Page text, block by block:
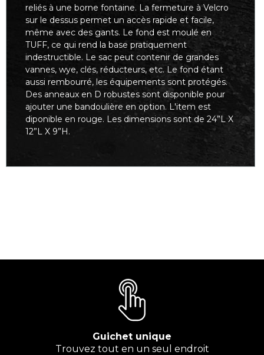
reliés à une borne fontaine. La fermeture à Velcro
sur le dessus permet un accès rapide et facile,
même avec des gants. Le fond est moulé en
TUFF, ce qui rend la base pratiquement
indestructible. Le sac peut contenir de grandes
vannes, wye, clés, réducteurs, etc. Le fond étant
aussi rembourré, les équipements sont protégés.
Des anneaux en D robustes sont disponible pour
ajouter une bandoulière en option. L'item est
diponible en rouge. Les dimensions sont de 24”L X
12”L X 9”H.
Guichet unique
Trouvez tout en un seul endroit